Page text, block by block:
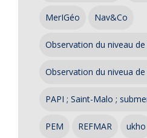
MerIGéo Nav&Co
Observation du niveau
Observation du niveua
PAPI ; Saint-Malo ;
PEM REFMAR ukho